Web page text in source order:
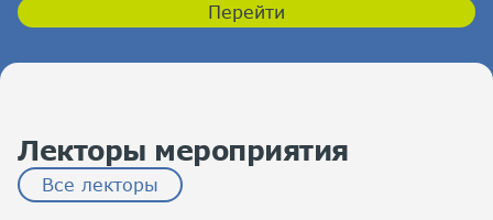
Перейти
Лекторы мероприятия
Все лекторы